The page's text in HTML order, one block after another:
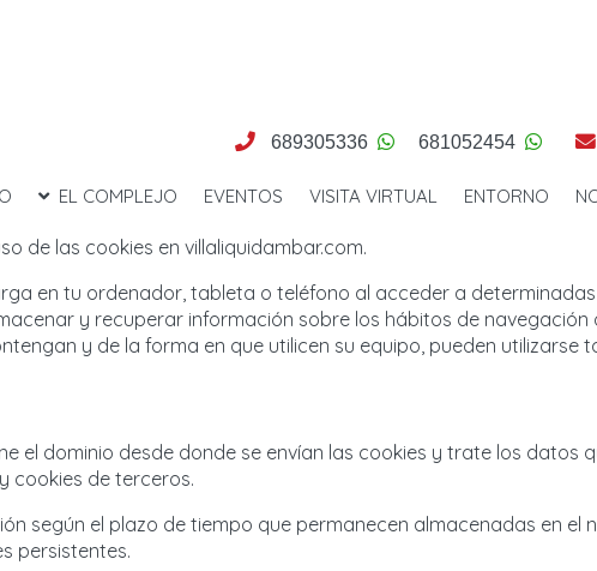
689305336 681052454
EL COMPLEJO EVENTOS VISITA VIRTUAL ENTORNO
de las cookies en villaliquidambar.com.
en tu ordenador, tableta o teléfono al acceder a
y recuperar información sobre los hábitos de navegación
y de la forma en que utilicen su equipo, pueden utilizarse
el dominio desde donde se envían las cookies y trate los datos
cookies de terceros.
según el plazo de tiempo que permanecen almacenadas en el
persistentes.